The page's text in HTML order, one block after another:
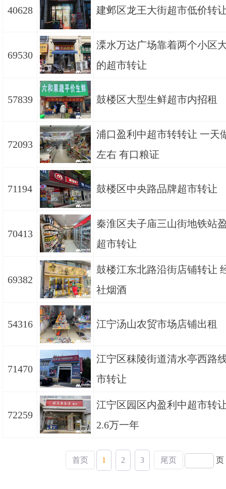
40628 建邺区龙王大街超市低价转
69530
溧水万达广场靠着两个小区
的超市转让
57839 鼓楼区大型生鲜超市内招租
72093
浦口盈利中超市转转让 一天
左右 有口粮证
71194 鼓楼区中央路品牌超市转让
70413
秦淮区夫子庙三山街地铁站
超市转让
69382
鼓楼江东北路沿街店铺转让
社烟酒
54316 江宁汤山农贸市场店铺出租
71470
江宁区秣陵街道清水亭西路
市转让
72259
江宁区园区内盈利中超市转
2.6万一年
首页 1 2 3 尾页 页